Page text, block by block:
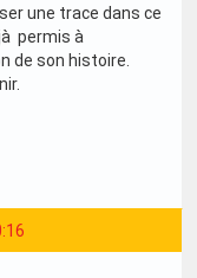
une trace dans ce
permis à
de son histoire.